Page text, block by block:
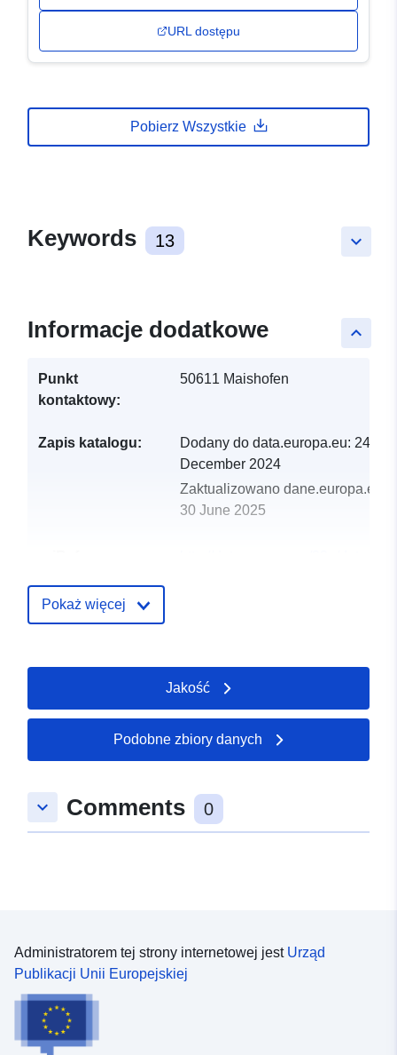
URL dostępu
Pobierz Wszystkie
keyboard_arrow_down
Keywords 13
keyboard_arrow_up
Informacje dodatkowe
Punkt
kontaktowy:
50611 Maishofen
Zapis katalogu: Dodany do data.europa.eu: 24
December 2024
Zaktualizowano dane.europa.eu:
30 June 2025
Pokaż więcej
Jakość
Podobne zbiory danych
keyboard_arrow_down Comments 0
Administratorem tej strony internetowej jest Urząd
Publikacji Unii Europejskiej